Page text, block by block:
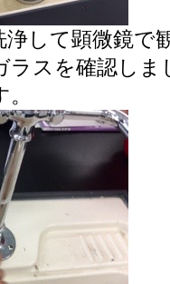
浄して顕微鏡で
ラスを確認しま